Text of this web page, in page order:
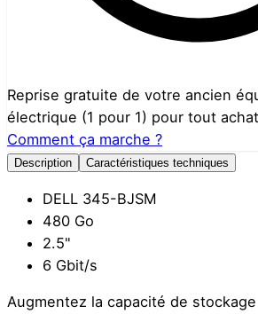
Reprise gratuite de votre ancien
électrique (1 pour 1) pour tout
Comment ça marche ?
Description Caractéristiques techniques
DELL 345-BJSM
480 Go
2.5"
6 Gbit/s
Augmentez la capacité de